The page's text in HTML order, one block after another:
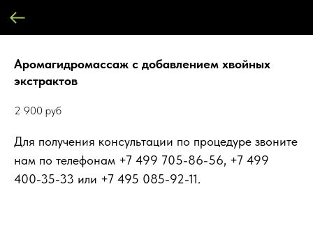
Аромагидромассаж с добавлением хвойных
экстрактов
2 900 руб
Для получения консультации по процедуре звоните
нам по телефонам +7 499 705-86-56, +7 499
400-35-33 или +7 495 085-92-11.